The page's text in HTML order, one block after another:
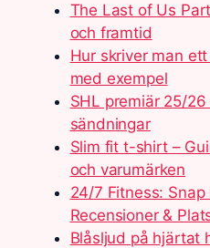
The Last of Us
och framtid
Hur skriver man
med exempel
SHL premiär 25/
sändningar
Slim fit t-shirt –
och varumärken
24/7 Fitness:
Recensioner &
Blåsljud på hjärtat